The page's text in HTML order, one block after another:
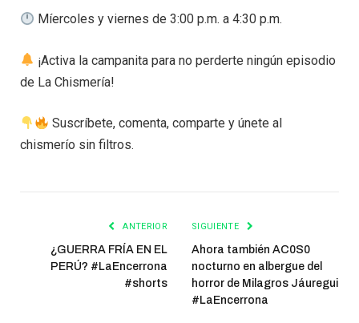
Míercoles y viernes de 3:00 p.m. a 4:30 p.m.
¡Activa la campanita para no perderte ningún episodio
de La Chismería!
Suscríbete, comenta, comparte y únete al
chismerío sin filtros.
ANTERIOR
¿GUERRA FRÍA EN EL
PERÚ? #LaEncerrona
#shorts
SIGUIENTE
Ahora también AC0S0
nocturno en albergue del
horror de Milagros Jáuregui
#LaEncerrona